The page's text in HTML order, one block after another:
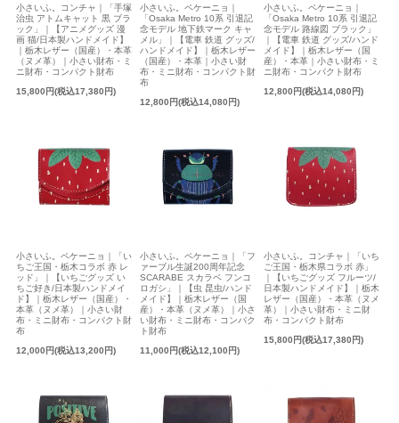
小さいふ。コンチャ｜「手塚
治虫 アトムキャット 黒 ブラ
ック」｜【アニメグッズ 漫
画 猫/日本製ハンドメイド】
｜栃木レザー（国産）・本革
（ヌメ革）｜小さい財布・ミ
ニ財布・コンパクト財布
15,800円(税込17,380円)
小さいふ。ペケーニョ｜
「Osaka Metro 10系 引退記
念モデル 地下鉄マーク キャ
メル」｜【電車 鉄道 グッズ/
ハンドメイド】｜栃木レザー
（国産）・本革｜小さい財
布・ミニ財布・コンパクト財
布
12,800円(税込14,080円)
小さいふ。ペケーニョ｜
「Osaka Metro 10系 引退記
念モデル 路線図 ブラック」
｜【電車 鉄道 グッズ/ハンド
メイド】｜栃木レザー（国
産）・本革｜小さい財布・ミ
ニ財布・コンパクト財布
12,800円(税込14,080円)
小さいふ。ペケーニョ｜「い
ちご王国・栃木コラボ 赤 レ
ッド」｜【いちごグッズ い
ちご好き/日本製ハンドメイ
ド】｜栃木レザー（国産）・
本革（ヌメ革）｜小さい財
布・ミニ財布・コンパクト財
布
12,000円(税込13,200円)
小さいふ。ペケーニョ｜「フ
ァーブル生誕200周年記念
SCARABE スカラベ フンコ
ロガシ」｜【虫 昆虫/ハンド
メイド】｜栃木レザー（国
産）・本革（ヌメ革）｜小さ
い財布・ミニ財布・コンパク
ト財布
11,000円(税込12,100円)
小さいふ。コンチャ｜「いち
ご王国・栃木県コラボ 赤」
｜【いちごグッズ フルーツ/
日本製ハンドメイド】｜栃木
レザー（国産）・本革（ヌメ
革）｜小さい財布・ミニ財
布・コンパクト財布
15,800円(税込17,380円)